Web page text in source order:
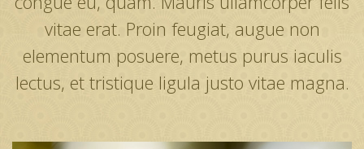
vitae erat. Proin feugiat, augue non
elementum posuere, metus purus iaculis
lectus, et tristique ligula justo vitae magna.